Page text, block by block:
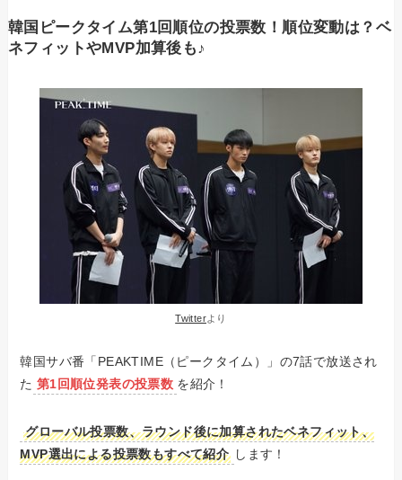
韓国ピークタイム第1回順位の投票数！順位変動は？ベ
ネフィットやMVP加算後も♪
Twitterより
韓国サバ番「PEAKTIME（ピークタイム）」の7話で放送され
た 第1回順位発表の投票数 を紹介！
グローバル投票数、ラウンド後に加算されたベネフィット、
MVP選出による投票数もすべて紹介 します！